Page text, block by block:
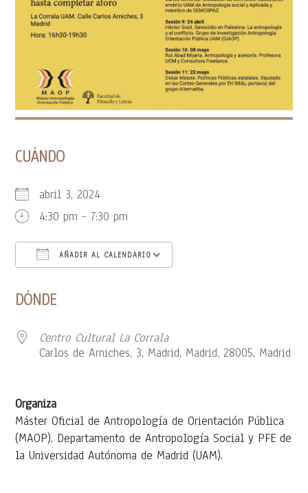
CUÁNDO
abril 3, 2024
4:30 pm - 7:30 pm
AÑADIR AL CALENDARIO
DÓNDE
Centro Cultural La Corrala
Carlos de Arniches, 3, Madrid, Madrid, 28005, Madrid
Organiza
Máster Oficial de Antropología de Orientación Pública
(MAOP). Departamento de Antropología Social y PFE de
la Universidad Autónoma de Madrid (UAM).